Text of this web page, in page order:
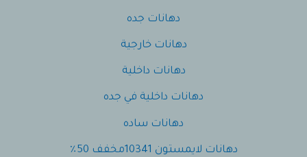
دهانات جده
دهانات خارجية
دهانات داخلية
دهانات داخلية في جده
دهانات ساده
دهانات لايمستون 10341مخفف 50٪